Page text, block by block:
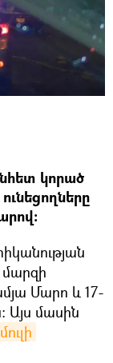
կորած
Մարո և 17-
Այս մասին